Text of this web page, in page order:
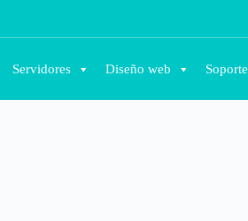
Servidores Diseño web Soporte